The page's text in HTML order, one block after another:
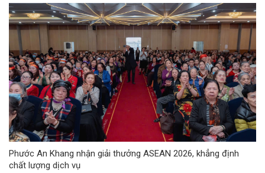
Phước An Khang nhận giải thưởng ASEAN 2026, khẳng định
chất lượng dịch vụ